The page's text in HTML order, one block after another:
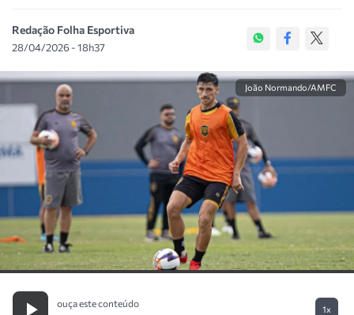
Redação Folha Esportiva
28/04/2026 - 18h37
João Normando/AMFC
ouça este conteúdo
1x